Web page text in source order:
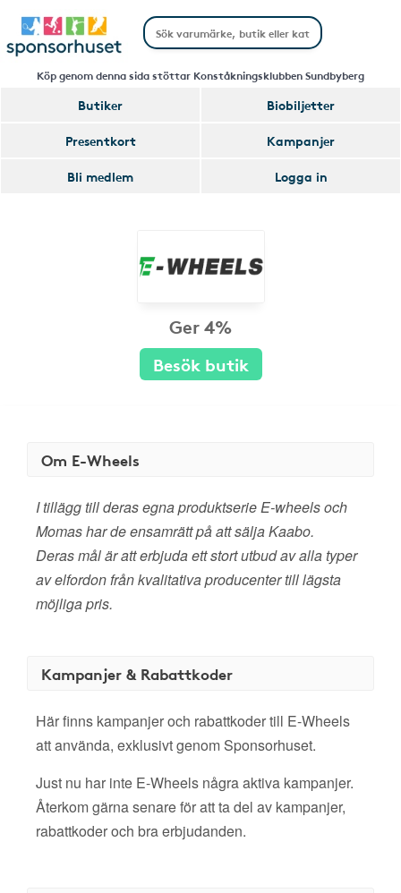
Köp genom denna sida stöttar Konståkningsklubben Sundbyberg
Butiker
Biobiljetter
Presentkort
Kampanjer
Bli medlem
Logga in
Ger 4%
Besök butik
Om E-Wheels
I tillägg till deras egna produktserie E-wheels och
Momas har de ensamrätt på att sälja Kaabo.
Deras mål är att erbjuda ett stort utbud av alla typer
av elfordon från kvalitativa producenter till lägsta
möjliga pris.
Kampanjer & Rabattkoder
Här finns kampanjer och rabattkoder till E-Wheels
att använda, exklusivt genom Sponsorhuset.
Just nu har inte E-Wheels några aktiva kampanjer.
Återkom gärna senare för att ta del av kampanjer,
rabattkoder och bra erbjudanden.